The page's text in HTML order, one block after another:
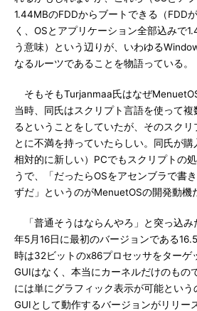
1.44MBのFDDからブートできる（FDD
く、OSとアプリケーション全部込みで
う意味）という辺りが、いわゆる
なるルーツであることを物語っている。
そもそもTurjanmaa氏はなぜ
当時、同氏はスクリプト言語を使って
るということをしていたが、そのスクリ
とに不満を持っていたらしい。同氏が
相対的に新しい）PCでもスクリプトの
うで、「だったらOSをアセンブラで書
ずだ」というのがMenuetOSの開発動機
「普通そうはならんやろ」と突っ込み
年5月16日に最初のバージョンである
時は32ビットのx86プロセッサをターゲ
GUIはなく、本当にカーネルだけのもの
には単にグラフィック表示が可能という
GUIとして動作するバージョンがリリー